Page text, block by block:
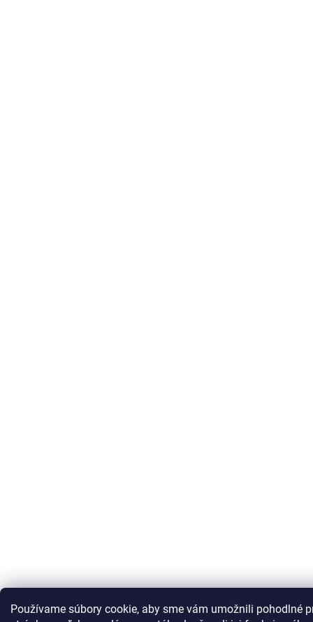
Používame súbory cookie, aby sme vám umožnili pohodlné